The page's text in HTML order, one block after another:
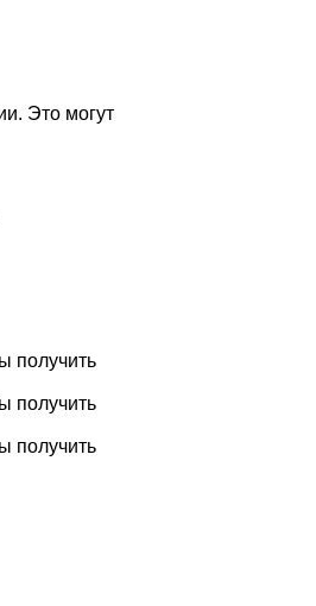
Это могут
получить
получить
получить